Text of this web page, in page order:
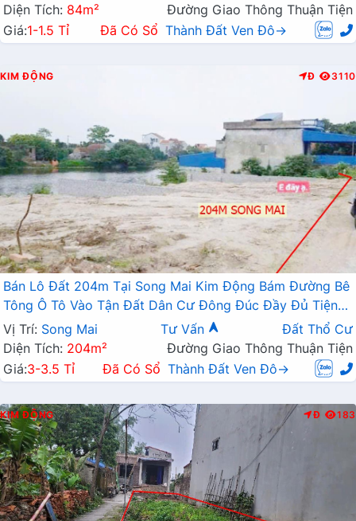
Diện Tích: 84m²
Đường Giao Thông Thuận Tiện
Giá:1-1.5 Tỉ Đã Có Sổ Thành Đất Ven Đô→
KIM ĐỘNG Đ 3110
Bán Lô Đất 204m Tại Song Mai Kim Động Bám Đường Bê
Tông Ô Tô Vào Tận Đất Dân Cư Đông Đúc Đầy Đủ Tiện
Ích Xung Quanh Giá Đầu Tư
Vị Trí: Song Mai Tư Vấn
Đất Thổ Cư
Diện Tích: 204m²
Đường Giao Thông Thuận Tiện
Giá:3-3.5 Tỉ Đã Có Sổ Thành Đất Ven Đô→
KIM ĐỘNG Đ 183